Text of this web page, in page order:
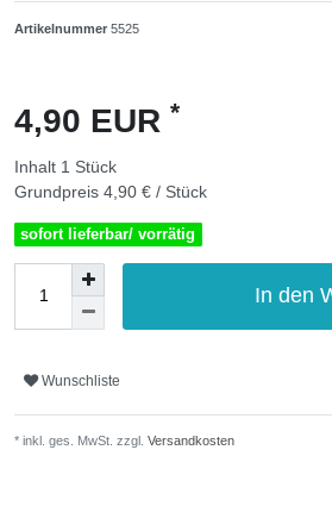
Artikelnummer 5525
4,90 EUR *
Inhalt 1 Stück
Grundpreis 4,90 € / Stück
sofort lieferbar/ vorrätig
In den
Wunschliste
* inkl. ges. MwSt. zzgl. Versandkosten